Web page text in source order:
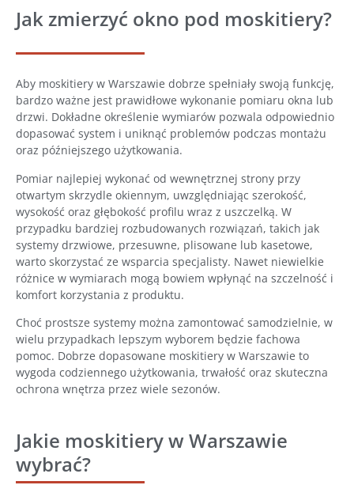
Jak zmierzyć okno pod moskitiery?
Aby moskitiery w Warszawie dobrze spełniały swoją funkcję,
bardzo ważne jest prawidłowe wykonanie pomiaru okna lub
drzwi. Dokładne określenie wymiarów pozwala odpowiednio
dopasować system i uniknąć problemów podczas montażu
oraz późniejszego użytkowania.
Pomiar najlepiej wykonać od wewnętrznej strony przy
otwartym skrzydle okiennym, uwzględniając szerokość,
wysokość oraz głębokość profilu wraz z uszczelką. W
przypadku bardziej rozbudowanych rozwiązań, takich jak
systemy drzwiowe, przesuwne, plisowane lub kasetowe,
warto skorzystać ze wsparcia specjalisty. Nawet niewielkie
różnice w wymiarach mogą bowiem wpłynąć na szczelność i
komfort korzystania z produktu.
Choć prostsze systemy można zamontować samodzielnie, w
wielu przypadkach lepszym wyborem będzie fachowa
pomoc. Dobrze dopasowane moskitiery w Warszawie to
wygoda codziennego użytkowania, trwałość oraz skuteczna
ochrona wnętrza przez wiele sezonów.
Jakie moskitiery w Warszawie
wybrać?